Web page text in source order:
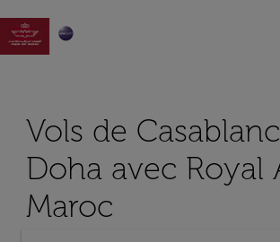

Vols de
Doha avec Royal
Maroc